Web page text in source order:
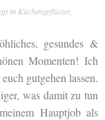
in Küchengeflüster,
gesundes &
Momenten! Ich
gutgehen lassen.
was damit zu tun
Hauptjob als